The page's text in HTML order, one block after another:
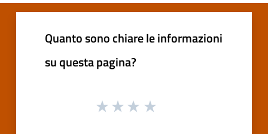
Quanto sono chiare le informazioni
su questa pagina?